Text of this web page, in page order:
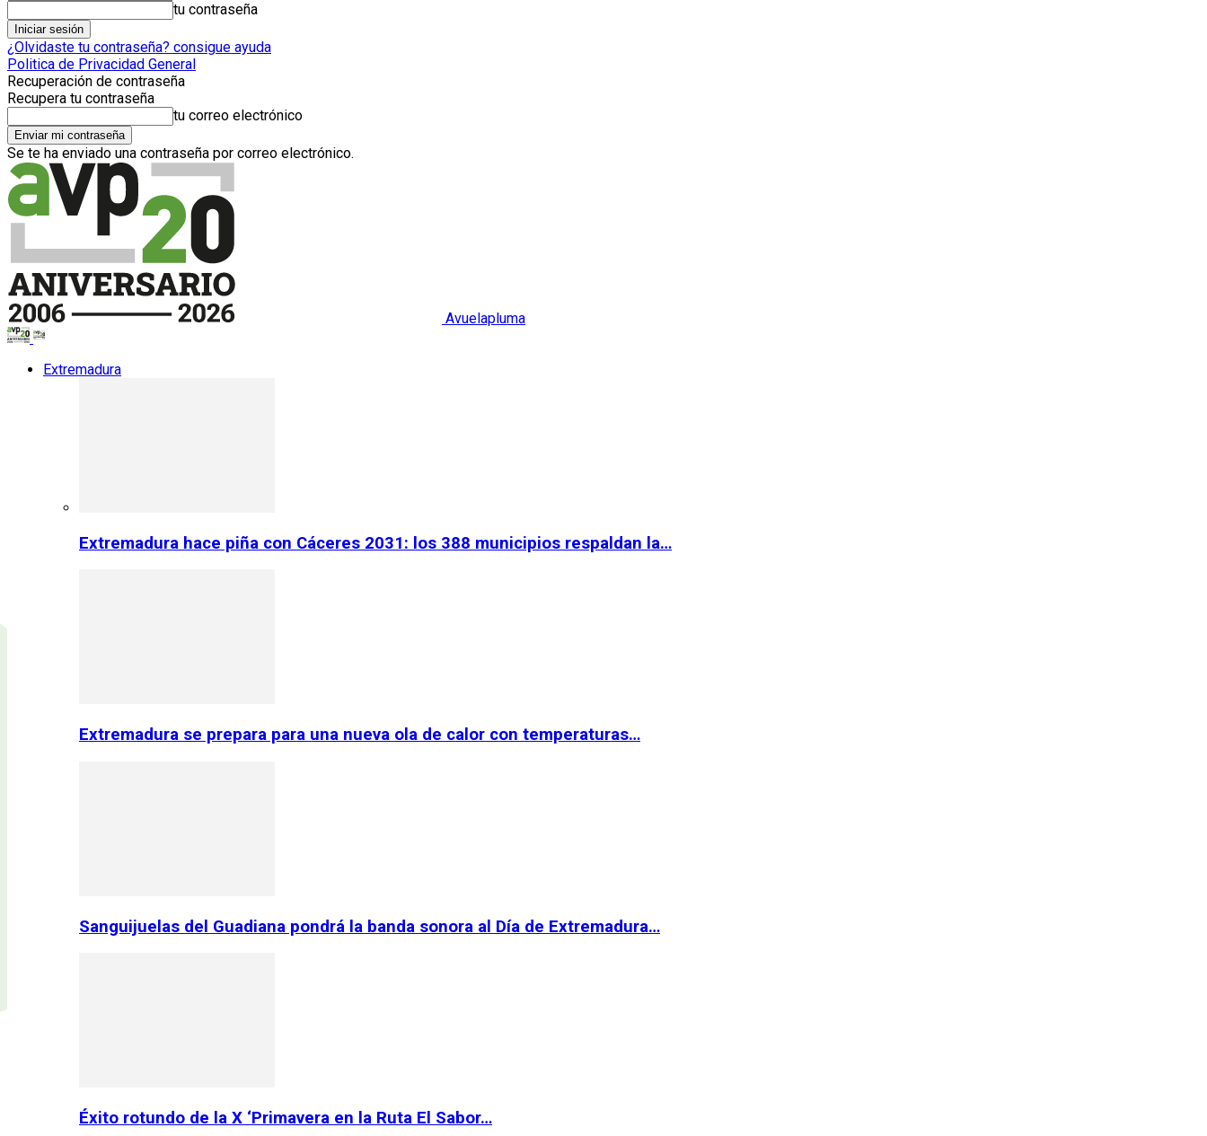
tu contraseña
¿Olvidaste tu contraseña? consigue ayuda
Politica de Privacidad General
Recuperación de contraseña
Recupera tu contraseña
tu correo electrónico
Se te ha enviado una contraseña por correo electrónico.
Avuelapluma
Extremadura
Extremadura hace piña con Cáceres 2031: los 388 municipios respaldan la…
Extremadura se prepara para una nueva ola de calor con temperaturas…
Sanguijuelas del Guadiana pondrá la banda sonora al Día de Extremadura…
Éxito rotundo de la X ‘Primavera en la Ruta El Sabor…